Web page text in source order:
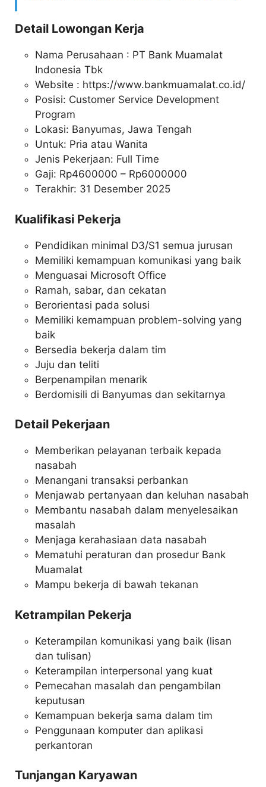
Detail Lowongan Kerja
Nama Perusahaan : PT Bank Muamalat
Indonesia Tbk
Website : https://www.bankmuamalat.co.id/
Posisi: Customer Service Development
Program
Lokasi: Banyumas, Jawa Tengah
Untuk: Pria atau Wanita
Jenis Pekerjaan: Full Time
Gaji: Rp4600000 – Rp6000000
Terakhir: 31 Desember 2025
Kualifikasi Pekerja
Pendidikan minimal D3/S1 semua jurusan
Memiliki kemampuan komunikasi yang baik
Menguasai Microsoft Office
Ramah, sabar, dan cekatan
Berorientasi pada solusi
Memiliki kemampuan problem-solving yang
baik
Bersedia bekerja dalam tim
Juju dan teliti
Berpenampilan menarik
Berdomisili di Banyumas dan sekitarnya
Detail Pekerjaan
Memberikan pelayanan terbaik kepada
nasabah
Menangani transaksi perbankan
Menjawab pertanyaan dan keluhan nasabah
Membantu nasabah dalam menyelesaikan
masalah
Menjaga kerahasiaan data nasabah
Mematuhi peraturan dan prosedur Bank
Muamalat
Mampu bekerja di bawah tekanan
Ketrampilan Pekerja
Keterampilan komunikasi yang baik (lisan
dan tulisan)
Keterampilan interpersonal yang kuat
Pemecahan masalah dan pengambilan
keputusan
Kemampuan bekerja sama dalam tim
Penggunaan komputer dan aplikasi
perkantoran
Tunjangan Karyawan